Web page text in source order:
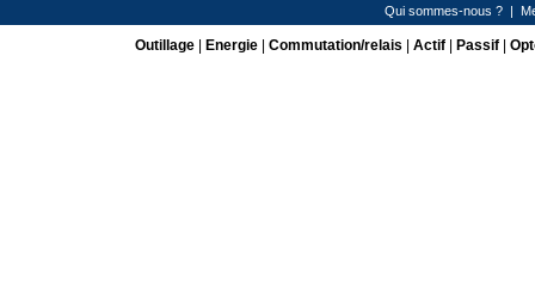
Qui sommes-nous ? |
Outillage| Energie| Commutation/relais Actif| Passif|